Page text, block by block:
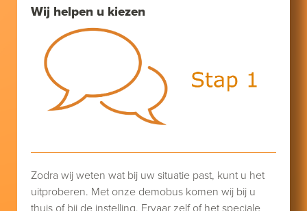
Wij helpen u kiezen
Zodra wij weten wat bij uw situatie past, kunt u het
uitproberen. Met onze demobus komen wij bij u
thuis of bij de instelling. Ervaar zelf of het speciale